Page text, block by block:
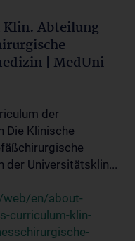
Klin. Abteilung
| MedUni
der
Die Klinische
der Universitätsklin...
web/en/about-
curriculum-klin-